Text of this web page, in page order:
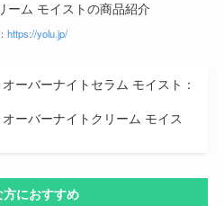
https://yolu.jp/
バーナイトセラム モイスト：
ーナイトクリーム モイス
方におすすめ